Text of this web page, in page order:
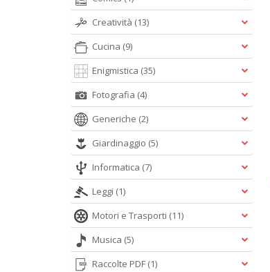
Creatività (13)
Cucina (9)
Enigmistica (35)
Fotografia (4)
Generiche (2)
Giardinaggio (5)
Informatica (7)
Leggi (1)
Motori e Trasporti (11)
Musica (5)
Raccolte PDF (1)